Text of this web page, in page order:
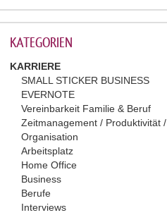
KATEGORIEN
KARRIERE
SMALL STICKER BUSINESS
EVERNOTE
Vereinbarkeit Familie & Beruf
Zeitmanagement / Produktivität /
Organisation
Arbeitsplatz
Home Office
Business
Berufe
Interviews